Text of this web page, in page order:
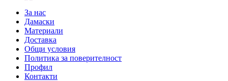
За нас
Дамаски
Материали
Доставка
Общи условия
Политика за поверителност
Профил
Контакти